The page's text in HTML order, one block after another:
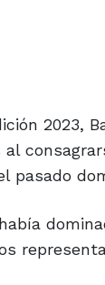
2023,
pasado